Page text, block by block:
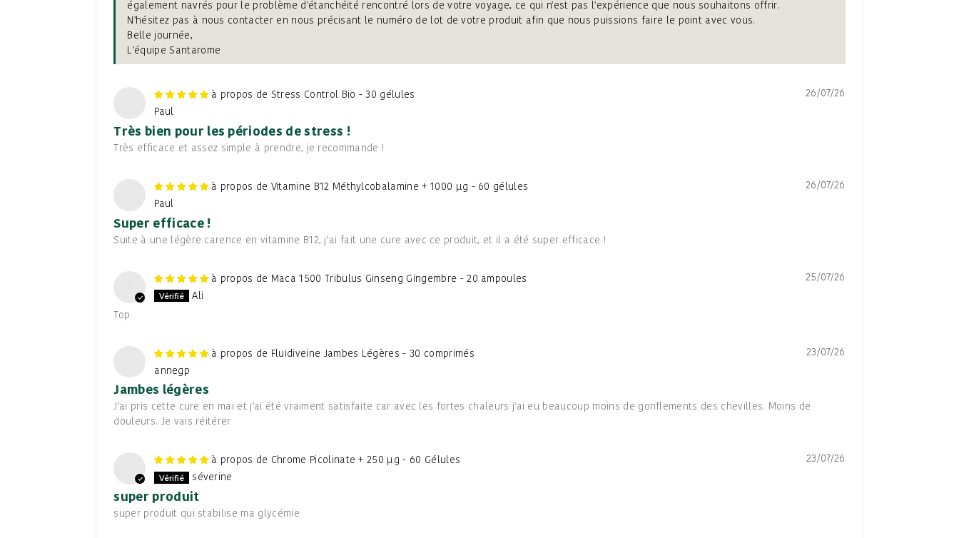
également navrés pour le problème d'étanchéité rencontré lors de votre voyage, ce qui n'est pas l'expérience que nous souhaitons offrir.
N'hésitez pas à nous contacter en nous précisant le numéro de lot de votre produit afin que nous puissions faire le point avec vous.
Belle journée,
L'équipe Santarome
26/07/26
Stress Control Bio - 30 gélules
Paul
Très bien pour les périodes de stress !
Très efficace et assez simple à prendre, je recommande !
26/07/26
Vitamine B12 Méthylcobalamine + 1000 µg - 60 gélules
Paul
Super efficace !
Suite à une légère carence en vitamine B12, j’ai fait une cure avec ce produit, et il a été super efficace !
25/07/26
Maca 1500 Tribulus Ginseng Gingembre - 20 ampoules
Ali
Top
23/07/26
Fluidiveine Jambes Légères - 30 comprimés
annegp
Jambes légères
J'ai pris cette cure en mai et j'ai été vraiment satisfaite car avec les fortes chaleurs j'ai eu beaucoup moins de gonflements des chevilles. Moins de
douleurs. Je vais réitérer
23/07/26
Chrome Picolinate + 250 µg - 60 Gélules
séverine
super produit
super produit qui stabilise ma glycémie